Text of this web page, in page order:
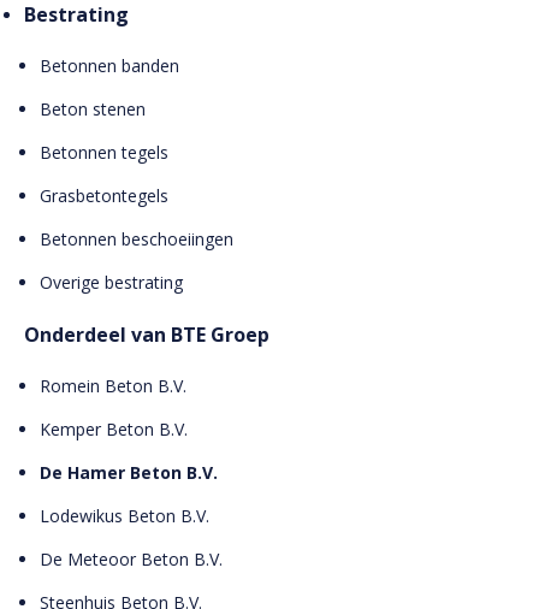
Bestrating
Betonnen banden
Beton stenen
Betonnen tegels
Grasbetontegels
Betonnen beschoeiingen
Overige bestrating
Onderdeel van BTE Groep
Romein Beton B.V.
Kemper Beton B.V.
De Hamer Beton B.V.
Lodewikus Beton B.V.
De Meteoor Beton B.V.
Steenhuis Beton B.V.